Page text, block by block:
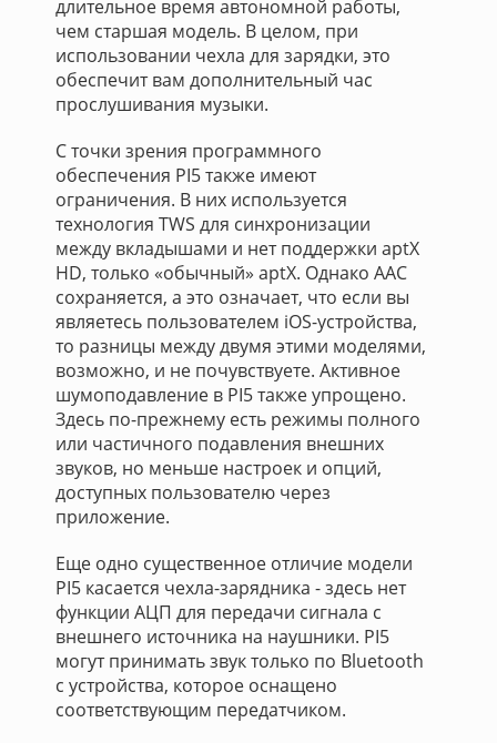
длительное время автономной работы,
чем старшая модель. В целом, при
использовании чехла для зарядки, это
обеспечит вам дополнительный час
прослушивания музыки.
С точки зрения программного
обеспечения PI5 также имеют
ограничения. В них используется
технология TWS для синхронизации
между вкладышами и нет поддержки aptX
HD, только «обычный» aptX. Однако AAC
сохраняется, а это означает, что если вы
являетесь пользователем iOS-устройства,
то разницы между двумя этими моделями,
возможно, и не почувствуете. Активное
шумоподавление в PI5 также упрощено.
Здесь по-прежнему есть режимы полного
или частичного подавления внешних
звуков, но меньше настроек и опций,
доступных пользователю через
приложение.
Еще одно существенное отличие модели
PI5 касается чехла-зарядника - здесь нет
функции АЦП для передачи сигнала с
внешнего источника на наушники. PI5
могут принимать звук только по Bluetooth
с устройства, которое оснащено
соответствующим передатчиком.